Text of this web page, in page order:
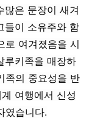
많은 문장이 새겨
들이 소유주와 함
로 여겨졌음을 시
루키족을 매장하
족의 중요성을 반
여행에서 신성
였습니다.